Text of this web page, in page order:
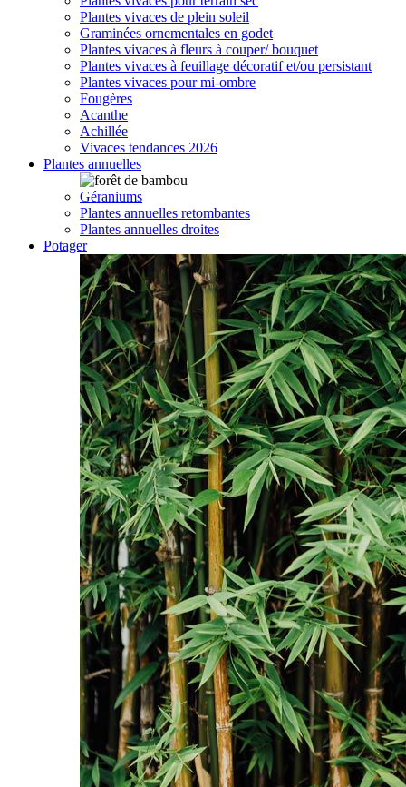
Plantes vivaces de plein soleil
Graminées ornementales en godet
Plantes vivaces à fleurs à couper/ bouquet
Plantes vivaces à feuillage décoratif et/ou persistant
Plantes vivaces pour mi-ombre
Fougères
Acanthe
Achillée
Vivaces tendances 2026
Plantes annuelles
Géraniums
Plantes annuelles retombantes
Plantes annuelles droites
Potager